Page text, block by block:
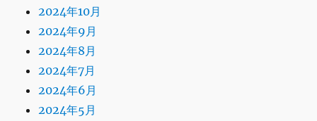
2024年10月
2024年9月
2024年8月
2024年7月
2024年6月
2024年5月